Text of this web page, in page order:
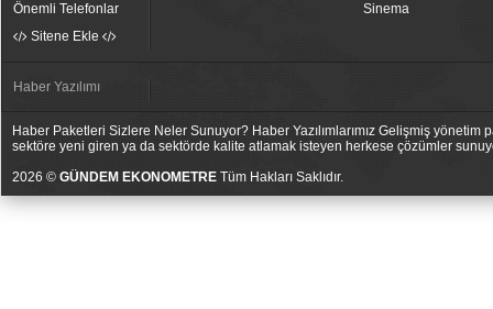
Önemli Telefonlar
Sitene Ekle
Sinema
Haber Yazılımı
Haber Paketleri Sizlere Neler Sunuyor? Haber Yazılımlarımız Gelişmiş
sektöre yeni giren ya da sektörde kalite atlamak isteyen herkese çözümler
2026 © GÜNDEM EKONOMETRE Tüm Hakları Saklıdır.